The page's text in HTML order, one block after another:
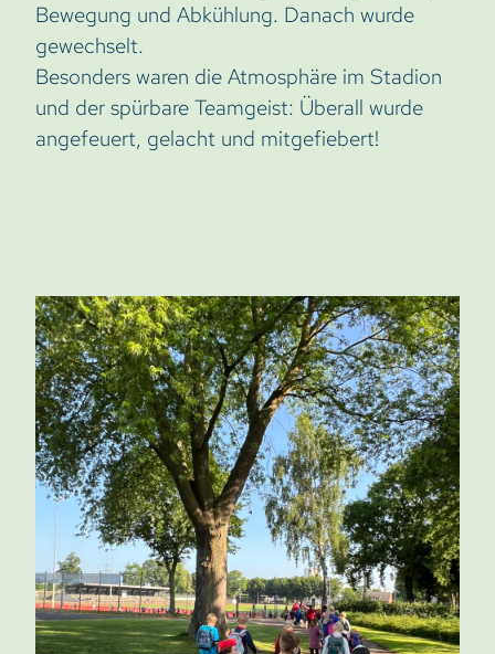
Bewegung und Abkühlung. Danach wurde
gewechselt.
Besonders waren die Atmosphäre im Stadion
und der spürbare Teamgeist: Überall wurde
angefeuert, gelacht und mitgefiebert!